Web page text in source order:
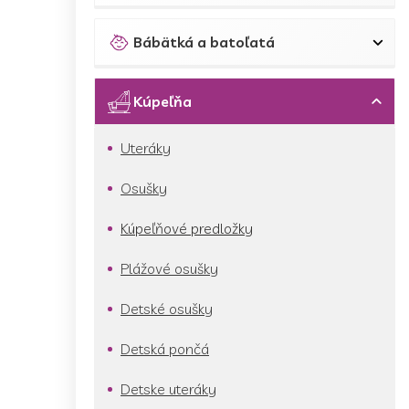
Bábätká a batoľatá
Kúpeľňa
Uteráky
Osušky
Kúpeľňové predložky
Plážové osušky
Detské osušky
Detská pončá
Detske uteráky